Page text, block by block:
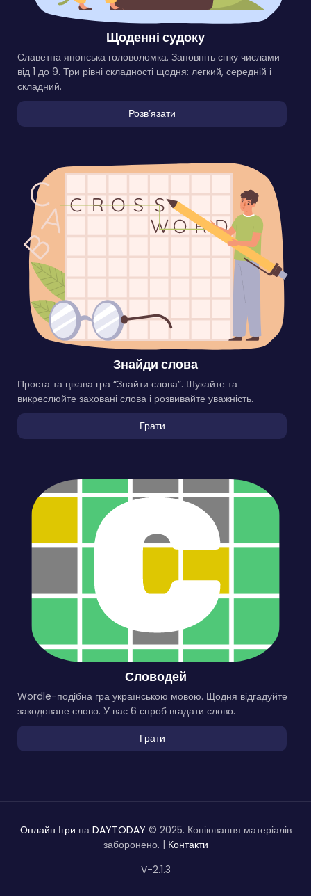
Щоденні судоку
Славетна японська головоломка. Заповніть сітку числами
від 1 до 9. Три рівні складності щодня: легкий, середній і
складний.
Розвʼязати
Знайди слова
Проста та цікава гра “Знайти слова”. Шукайте та
викреслюйте заховані слова і розвивайте уважність.
Грати
Словодей
Wordle-подібна гра українською мовою. Щодня відгадуйте
закодоване слово. У вас 6 спроб вгадати слово.
Грати
Онлайн Ігри на DAYTODAY © 2025. Копіювання матеріалів
заборонено. | Контакти
V-2.1.3